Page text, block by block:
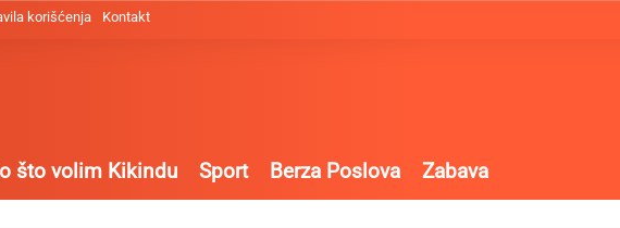
korišćenja Kontakt
što volim Kikindu Sport Berza Poslova Zabava